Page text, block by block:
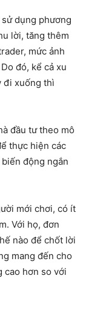
dụng phương
lời, tăng thêm
mức ảnh
đó, kể cả xu
đi xuống thì
đầu tư theo mô
thực hiện các
động ngắn
mới chơi, có ít
Với họ, đơn
nào để chốt lời
mang đến cho
cao hơn so với